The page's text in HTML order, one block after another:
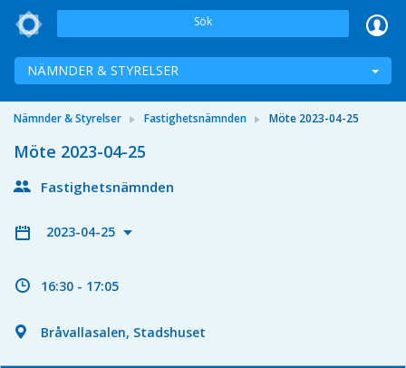
Sök
NÄMNDER & STYRELSER
Nämnder & Styrelser Fastighetsnämnden Möte 2023-04-25
Möte 2023-04-25
Fastighetsnämnden
2023-04-25
16:30 - 17:05
Bråvallasalen, Stadshuset